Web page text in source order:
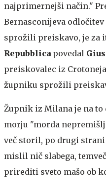
najprimernejši način."
Bernasconijeva
sprožili preiskavo, je za
Repubblica povedal
preiskovalec iz
župniku sprožili
Župnik iz Milana je na to
morju "morda
več storil, po drugi
mislil nič slabega,
prirediti sveto mašo ob